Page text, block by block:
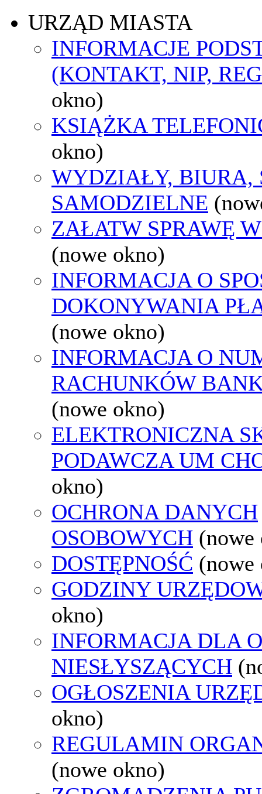
URZĄD MIASTA
INFORMACJE
(KONTAKT, NIP,
okno)
KSIĄŻKA
okno)
WYDZIAŁY, BIURA,
SAMODZIELNE
ZAŁATW SPRAWĘ
(nowe okno)
INFORMACJA O
DOKONYWANIA
(nowe okno)
INFORMACJA O
RACHUNKÓW
(nowe okno)
ELEKTRONICZNA
PODAWCZA UM
okno)
OCHRONA DANYCH
OSOBOWYCH (nowe
DOSTĘPNOŚĆ (nowe
GODZINY
okno)
INFORMACJA DLA
NIESŁYSZĄCYCH
OGŁOSZENIA
okno)
REGULAMIN
(nowe okno)